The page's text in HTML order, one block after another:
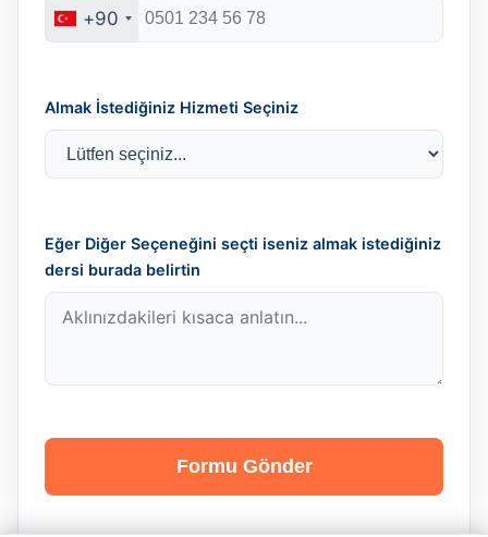
+90
Almak İstediğiniz Hizmeti Seçiniz
Eğer Diğer Seçeneğini seçti iseniz almak istediğiniz
dersi burada belirtin
Formu Gönder